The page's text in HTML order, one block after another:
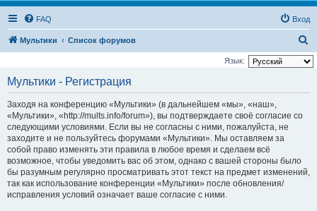
FAQ Вход
Мультики Список форумов
о
Язык:
Мультики - Регистрация
Заходя на конференцию «Мультики» (в дальнейшем «мы», «наш»,
«Мультики», «http://mults.info/forum»), вы подтверждаете своё согласие со
следующими условиями. Если вы не согласны с ними, пожалуйста, не
заходите и не пользуйтесь форумами «Мультики». Мы оставляем за
собой право изменять эти правила в любое время и сделаем всё
возможное, чтобы уведомить вас об этом, однако с вашей стороны было
бы разумным регулярно просматривать этот текст на предмет изменений,
так как использование конференции «Мультики» после обновления/
исправления условий означает ваше согласие с ними.